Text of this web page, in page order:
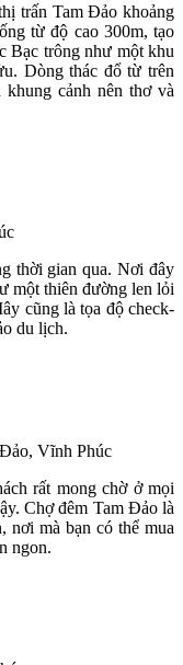
trấn Tam Đảo khoảng
từ độ cao 300m, tạo
Bạc trông như một khu
Dòng thác đổ từ trên
cảnh nên thơ và
thời gian qua. Nơi đây
một thiên đường len lỏi
cũng là tọa độ check-
du lịch.
Vĩnh Phúc
rất mong chờ ở mọi
Chợ đêm Tam Đảo là
nơi mà bạn có thể mua
ngon.